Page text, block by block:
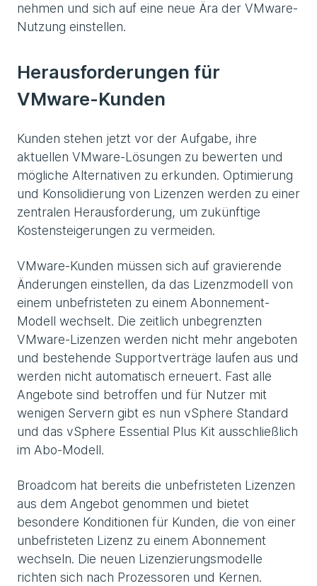
nehmen und sich auf eine neue Ära der VMware-
Nutzung einstellen.
Herausforderungen für
VMware-Kunden
Kunden stehen jetzt vor der Aufgabe, ihre
aktuellen VMware-Lösungen zu bewerten und
mögliche Alternativen zu erkunden. Optimierung
und Konsolidierung von Lizenzen werden zu einer
zentralen Herausforderung, um zukünftige
Kostensteigerungen zu vermeiden.
VMware-Kunden müssen sich auf gravierende
Änderungen einstellen, da das Lizenzmodell von
einem unbefristeten zu einem Abonnement-
Modell wechselt. Die zeitlich unbegrenzten
VMware-Lizenzen werden nicht mehr angeboten
und bestehende Supportverträge laufen aus und
werden nicht automatisch erneuert. Fast alle
Angebote sind betroffen und für Nutzer mit
wenigen Servern gibt es nun vSphere Standard
und das vSphere Essential Plus Kit ausschließlich
im Abo-Modell.
Broadcom hat bereits die unbefristeten Lizenzen
aus dem Angebot genommen und bietet
besondere Konditionen für Kunden, die von einer
unbefristeten Lizenz zu einem Abonnement
wechseln. Die neuen Lizenzierungsmodelle
richten sich nach Prozessoren und Kernen.